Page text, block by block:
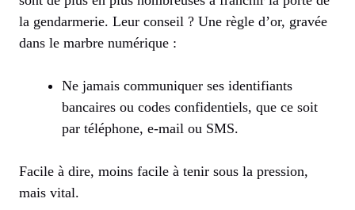
la gendarmerie. Leur conseil ? Une règle d’or, gravée
dans le marbre numérique :
Ne jamais communiquer ses identifiants
bancaires ou codes confidentiels, que ce soit
par téléphone, e-mail ou SMS.
Facile à dire, moins facile à tenir sous la pression,
mais vital.